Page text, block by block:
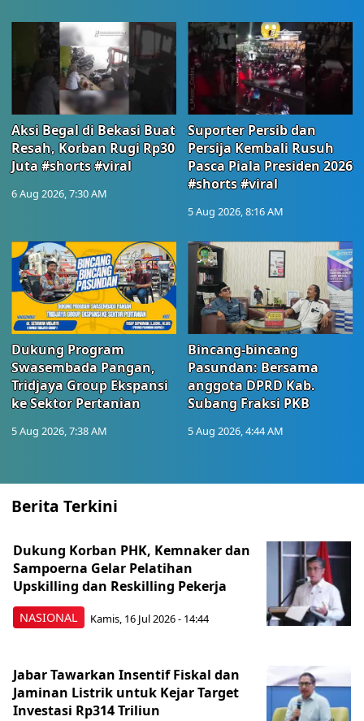
Aksi Begal di Bekasi Buat
Resah, Korban Rugi Rp30
Juta #shorts #viral
6 Aug 2026, 7:30 AM
Suporter Persib dan
Persija Kembali Rusuh
Pasca Piala Presiden 2026
#shorts #viral
5 Aug 2026, 8:16 AM
Dukung Program
Swasembada Pangan,
Tridjaya Group Ekspansi
ke Sektor Pertanian
5 Aug 2026, 7:38 AM
Bincang-bincang
Pasundan: Bersama
anggota DPRD Kab.
Subang Fraksi PKB
5 Aug 2026, 4:44 AM
Berita Terkini
NASIONAL
Dukung Korban PHK, Kemnaker dan
Sampoerna Gelar Pelatihan
Upskilling dan Reskilling Pekerja
Kamis, 16 Jul 2026 - 14:44
Jabar Tawarkan Insentif Fiskal dan
Jaminan Listrik untuk Kejar Target
Investasi Rp314 Triliun